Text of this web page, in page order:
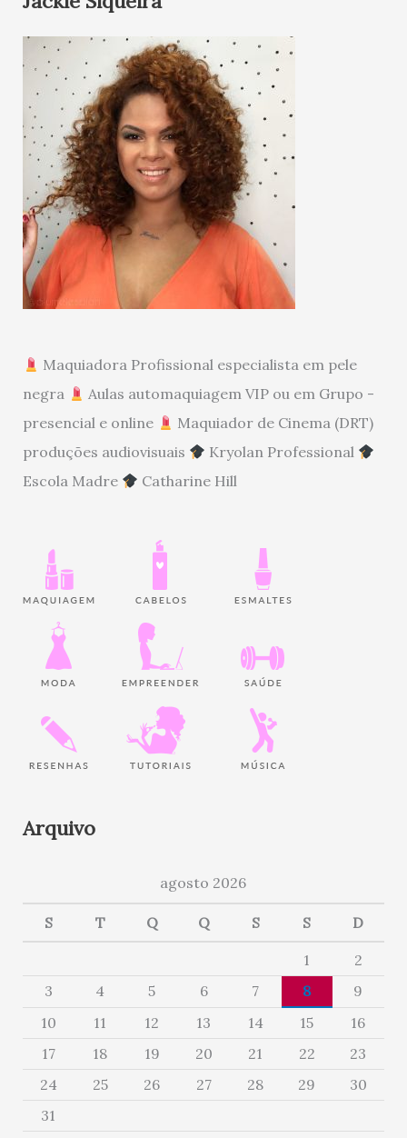
Maquiadora Profissional especialista em pele
negra
Aulas automaquiagem VIP ou em Grupo -
presencial e online
Maquiador de Cinema (DRT)
produções audiovisuais
Kryolan Professional
Escola Madre
Catharine Hill
Arquivo
agosto 2026
S T Q Q S S D
1
2
3
4 5 6 7 8
9
10
11 12 13 14 15
16
17
18 19 20 21 22
23
24
25 26 27 28 29
30
31